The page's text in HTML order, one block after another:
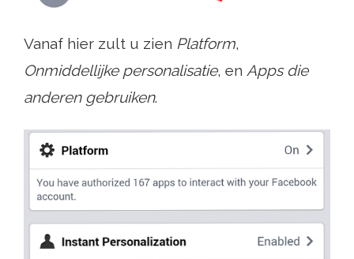
Vanaf hier zult u zien Platform,
Onmiddellijke personalisatie, en Apps die
anderen gebruiken.